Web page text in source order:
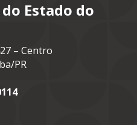
Estado do
– Centro
PR